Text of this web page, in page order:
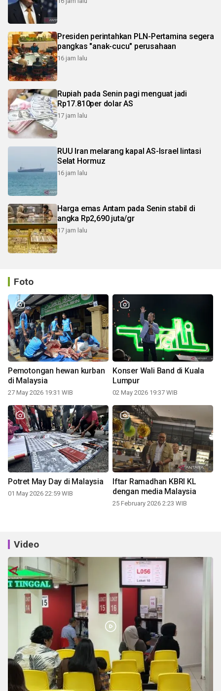
Presiden perintahkan PLN-Pertamina segera
pangkas "anak-cucu" perusahaan
16 jam lalu
Rupiah pada Senin pagi menguat jadi
Rp17.810per dolar AS
17 jam lalu
RUU Iran melarang kapal AS-Israel lintasi
Selat Hormuz
16 jam lalu
Harga emas Antam pada Senin stabil di
angka Rp2,690 juta/gr
17 jam lalu
Foto
Pemotongan hewan kurban
di Malaysia
27 May 2026 19:31 WIB
Konser Wali Band di Kuala
Lumpur
02 May 2026 19:37 WIB
Potret May Day di Malaysia
01 May 2026 22:59 WIB
Iftar Ramadhan KBRI KL
dengan media Malaysia
25 February 2026 2:23 WIB
Video